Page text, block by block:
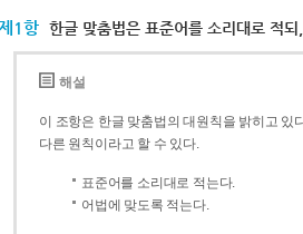
1항 한글 맞춤법은 표준어를 소리대로 적
해설
이 조항은 한글 맞춤법의 대원칙을 밝히고 있
다른 원칙이라고 할 수 있다.
표준어를 소리대로 적는다.
어법에 맞도록 적는다.